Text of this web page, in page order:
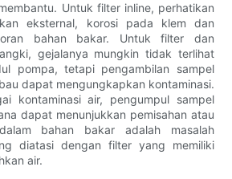
Untuk filter inline, perhatikan
eksternal, korosi pada klem dan
bahan bakar. Untuk filter dan
gejalanya mungkin tidak terlihat
pompa, tetapi pengambilan sampel
dapat mengungkapkan kontaminasi.
kontaminasi air, pengumpul sampel
dapat menunjukkan pemisahan atau
bahan bakar adalah masalah
diatasi dengan filter yang memiliki
air.